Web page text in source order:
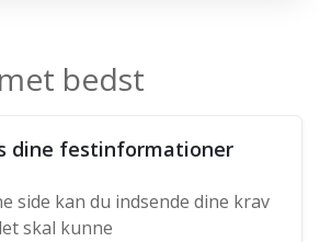
bedst
dine festinformationer
side kan du indsende dine krav
skal kunne